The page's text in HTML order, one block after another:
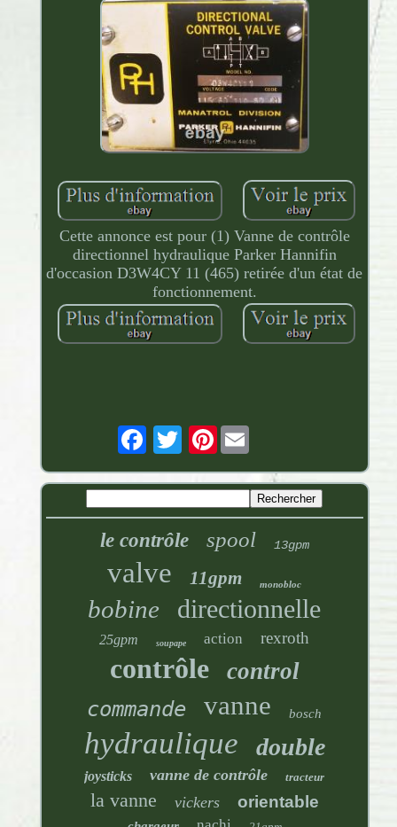
Cette annonce est pour (1) Vanne de contrôle
directionnel hydraulique Parker Hannifin
d'occasion D3W4CY 11 (465) retirée d'un état de
fonctionnement.
Pinterest
le contrôle spool 13gpm
valve 11gpm monobloc
bobine directionnelle
25gpm soupape action rexroth
contrôle control
commande vanne bosch
hydraulique double
joysticks vanne de contrôle tracteur
la vanne vickers orientable